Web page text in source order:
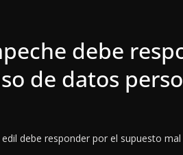
debe
de datos
debe responder por el supuesto